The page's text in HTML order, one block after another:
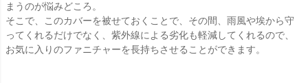
まうのが悩みどころ。
そこで、このカバーを被せておくことで、その間、雨風や埃から守
ってくれるだけでなく、紫外線による劣化も軽減してくれるので、
お気に入りのファニチャーを長持ちさせることができます。